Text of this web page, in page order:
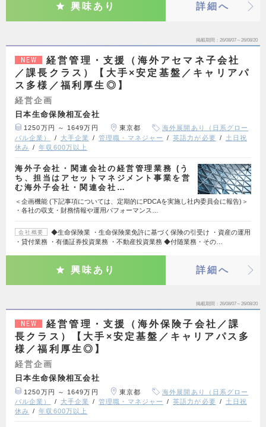
興味あり 詳細へ
掲載期間 26/08/07～26/08/20
NEW
経営管理・支援（海外アセマネ子会社
／課長クラス）【大手×安定基盤／キャリアパ
ス多様／福利厚生◎】
経営企画
日本生命保険相互会社
1250万円 ～ 1649万円 東京都
海外展開あり（日系グロー
バル企業）
大手企業 管理職・マネジャー 英語力が必要
土日祝
休み
年収600万以上
海外子会社・関連会社の経営管理業務 (う
ち、担当はアセットマネジメント事業を営
む海外子会社・関連会社…
＜企画機能 (下記事項については、定期的にPDCAを実施し社内委員会に報告)＞
・各社の収支・財務情報や運用パフォーマンス…
会社概要
◆生命保険業 ・生命保険業免許に基づく保険の引受け ・資産の運用
・貸付業務 ・有価証券投資業務 ・不動産投資業務 ◆付随業務・その…
興味あり 詳細へ
掲載期間 26/08/07～26/08/20
NEW
経営管理・支援（海外保険子会社／課
長クラス）【大手×安定基盤／キャリアパス多
様／福利厚生◎】
経営企画
日本生命保険相互会社
1250万円 ～ 1649万円 東京都
海外展開あり（日系グロー
バル企業）
大手企業 管理職・マネジャー 英語力が必要
土日祝
休み
年収600万以上